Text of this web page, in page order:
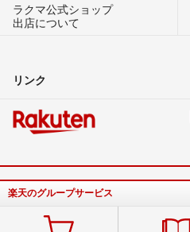
ラクマ公式ショップ
出店について
リンク
楽天のグループサービス